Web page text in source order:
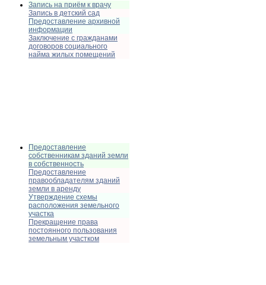
Запись на приём к врачу
Запись в детский сад
Предоставление архивной
информации
Заключение с гражданами
договоров социального
найма жилых помещений
Предоставление
собственникам зданий земли
в собственность
Предоставление
правообладателям зданий
земли в аренду
Утверждение схемы
расположения земельного
участка
Прекращение права
постоянного пользования
земельным участком